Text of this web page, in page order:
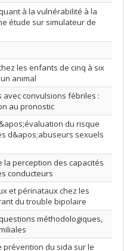
à la vulnérabilité à la
étude sur simulateur de
les enfants de cinq à six
animal
convulsions fébriles :
au pronostic
du risque
d&apos;abuseurs sexuels
la perception des capacités
conducteurs
et périnataux chez les
du trouble bipolaire
méthodologiques,
prévention du sida sur le